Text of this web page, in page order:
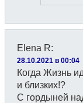
Elena R:
28.10.2021 в 00:04
Когда Жизнь
и близких!?
С гордыней